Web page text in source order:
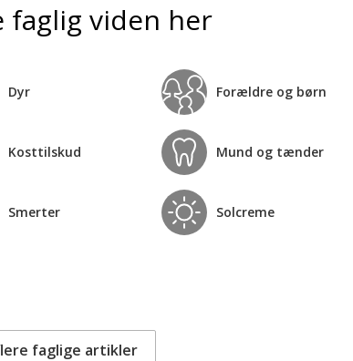
faglig viden her
Dyr Forældre og børn
Kosttilskud Mund og tænder
Smerter Solcreme
faglige artikler